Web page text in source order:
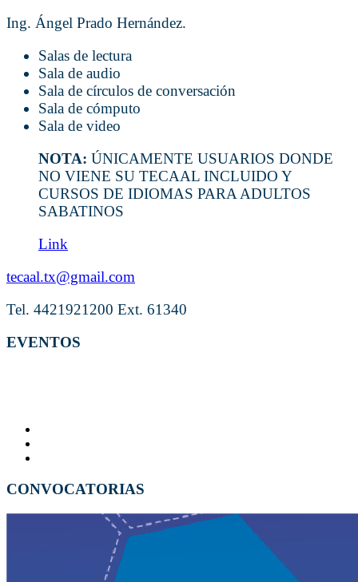
Ing. Ángel Prado Hernández.
Salas de lectura
Sala de audio
Sala de círculos de conversación
Sala de cómputo
Sala de video
NOTA: ÚNICAMENTE USUARIOS DONDE
NO VIENE SU TECAAL INCLUIDO Y
CURSOS DE IDIOMAS PARA ADULTOS
SABATINOS
Link
tecaal.tx@gmail.com
Tel. 4421921200 Ext. 61340
EVENTOS
CONVOCATORIAS